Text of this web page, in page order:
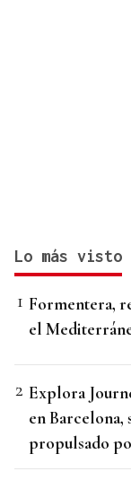
Lo más visto
Formentera,
el
Explora
en Barcelona,
propulsado